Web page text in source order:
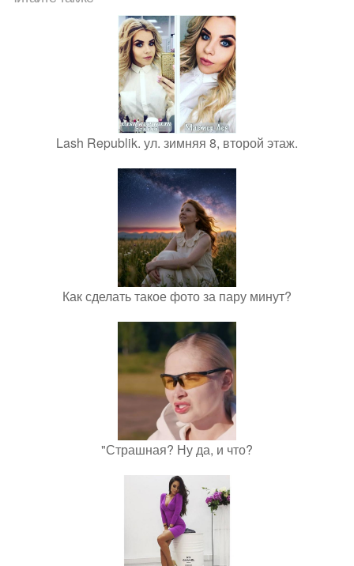
Lash Republik. ул. зимняя 8, второй этаж.
Как сделать такое фото за пару минут?
"Страшная? Ну да, и что?